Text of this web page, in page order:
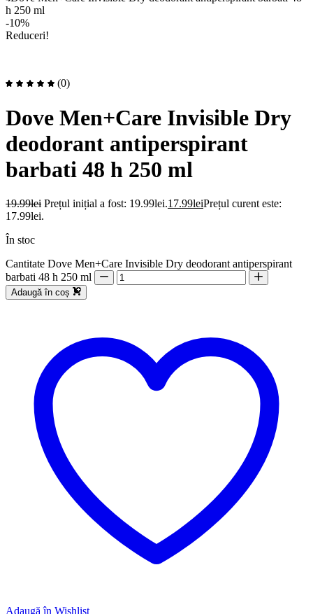
h 250 ml
-10%
Reduceri!
(0)
Dove Men+Care Invisible Dry
deodorant antiperspirant
barbati 48 h 250 ml
19.99lei Prețul inițial a fost: 19.99lei.17.99leiPrețul curent este:
17.99lei.
În stoc
Cantitate Dove Men+Care Invisible Dry deodorant antiperspirant
barbati 48 h 250 ml
Adaugă în coș
Adaugă în Wishlist